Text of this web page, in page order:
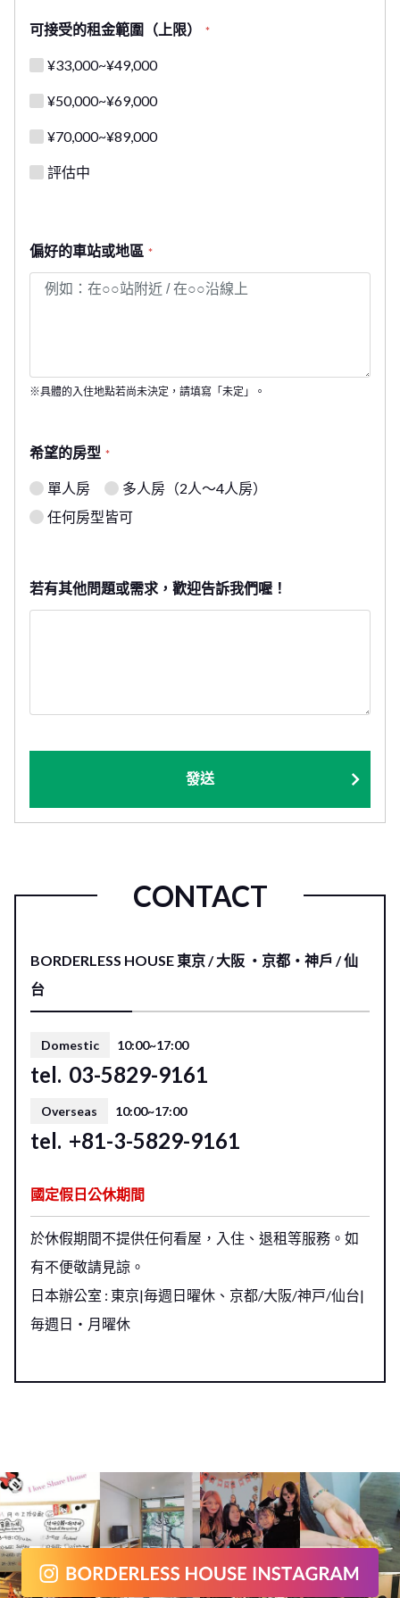
可接受的租金範圍（上限） *
¥33,000~¥49,000
¥50,000~¥69,000
¥70,000~¥89,000
評估中
偏好的車站或地區 *
※具體的入住地點若尚未決定，請填寫「未定」。
希望的房型 *
單人房
多人房（2人～4人房）
任何房型皆可
若有其他問題或需求，歡迎告訴我們喔！
發送
CONTACT
BORDERLESS HOUSE 東京 / 大阪 ・京都・神戶 / 仙
台
Domestic 10:00~17:00
tel. 03-5829-9161
Overseas 10:00~17:00
tel. +81-3-5829-9161
國定假日公休期間
於休假期間不提供任何看屋，入住、退租等服務。如
有不便敬請見諒。
日本辦公室 : 東京|毎週日曜休、京都/大阪/神戸/仙台|
毎週日・月曜休